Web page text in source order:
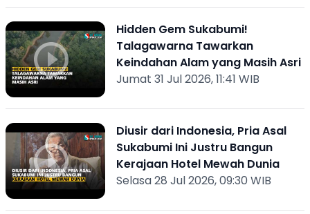
Hidden Gem Sukabumi!
Talagawarna Tawarkan
Keindahan Alam yang Masih Asri
Jumat 31 Jul 2026, 11:41 WIB
Diusir dari Indonesia, Pria Asal
Sukabumi Ini Justru Bangun
Kerajaan Hotel Mewah Dunia
Selasa 28 Jul 2026, 09:30 WIB